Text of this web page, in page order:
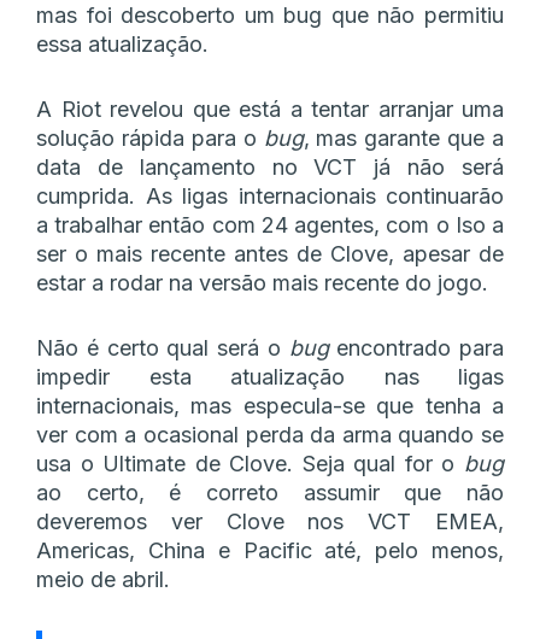
mas foi descoberto um bug que não permitiu
essa atualização.
A Riot revelou que está a tentar arranjar uma
solução rápida para o bug, mas garante que a
data de lançamento no VCT já não será
cumprida. As ligas internacionais continuarão
a trabalhar então com 24 agentes, com o Iso a
ser o mais recente antes de Clove, apesar de
estar a rodar na versão mais recente do jogo.
Não é certo qual será o bugencontrado para
impedir esta atualização nas ligas
internacionais, mas especula-se que tenha a
ver com a ocasional perda da arma quando se
usa o Ultimate de Clove. Seja qual for o bug
ao certo, é correto assumir que não
deveremos ver Clove nos VCT EMEA,
Americas, China e Pacific até, pelo menos,
meio de abril.